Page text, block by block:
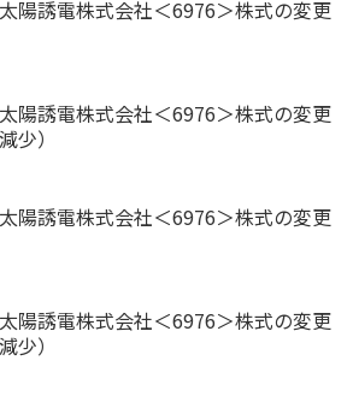
陽誘電株式会社＜6976＞株式の変更
陽誘電株式会社＜6976＞株式の変更
少）
陽誘電株式会社＜6976＞株式の変更
陽誘電株式会社＜6976＞株式の変更
少）